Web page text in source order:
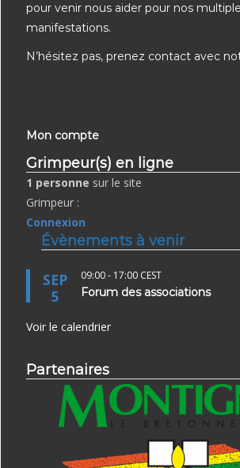
pour venir nous aider pour nos
manifestations.
N’hésitez pas, prenez contact avec
Mon compte
Grimpeur(s) en ligne
1 personne sur le site
Grimpeur :
Connexion
Évènements à venir
SEP
5
09:00- 17:00 CEST
Forum des associations
Voir le calendrier
Partenaires